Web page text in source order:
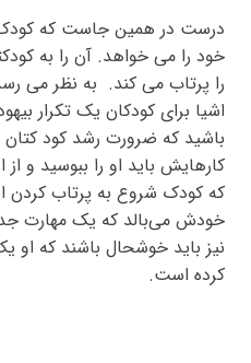
درست در همین جاست که کودک
خود را می خواهد. آن را به
را پرتاب می کند. به نظر می
اشیا برای کودکان یک تکرار
باشید که ضرورت رشد کود
کارهایش باید او را ببوسید و
که کودک شروع به پرتاب کردن
خودش می‌بالد که یک مهارت
نیز باید خوشحال باشند که او
کرده است.